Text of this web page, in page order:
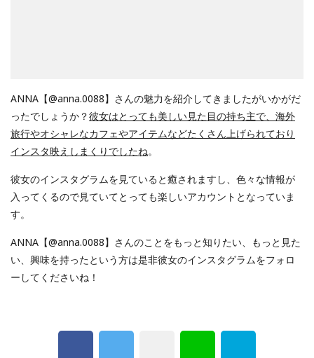
ANNA【@anna.0088】さんの魅力を紹介してきましたがいかがだ
ったでしょうか？彼女はとっても美しい見た目の持ち主で、海外
旅行やオシャレなカフェやアイテムなどたくさん上げられており
インスタ映えしまくりでしたね。
彼女のインスタグラムを見ていると癒されますし、色々な情報が
入ってくるので見ていてとっても楽しいアカウントとなっていま
す。
ANNA【@anna.0088】さんのことをもっと知りたい、もっと見た
い、興味を持ったという方は是非彼女のインスタグラムをフォロ
ーしてくださいね！